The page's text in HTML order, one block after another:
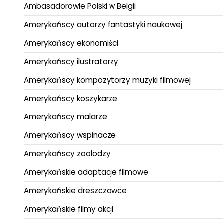
Ambasadorowie Polski w Belgii
Amerykańscy autorzy fantastyki naukowej
Amerykańscy ekonomiści
Amerykańscy ilustratorzy
Amerykańscy kompozytorzy muzyki filmowej
Amerykańscy koszykarze
Amerykańscy malarze
Amerykańscy wspinacze
Amerykańscy zoolodzy
Amerykańskie adaptacje filmowe
Amerykańskie dreszczowce
Amerykańskie filmy akcji